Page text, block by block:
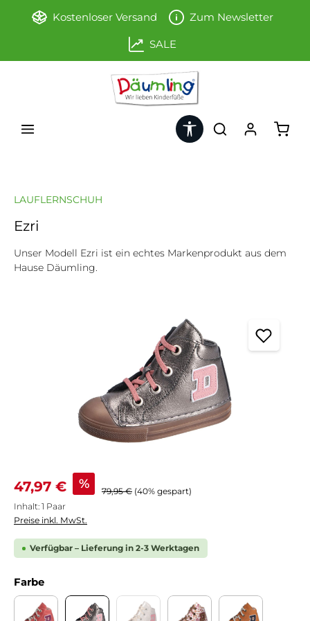
Zum Hauptinhalt springen
Kostenloser Versand Zum Newsletter
SALE
Werkzeugleiste anzeigen
LAUFLERNSCHUH
Ezri
Unser Modell Ezri ist ein echtes Markenprodukt aus dem
Hause Däumling.
Verkaufspreis:
47,97 € % Regulärer Preis:
79,95 € (40% gespart)
Inhalt: 1 Paar
Preise inkl. MwSt.
Verfügbar – Lieferung in 2-3 Werktagen
Farbeauswählen